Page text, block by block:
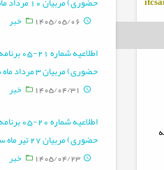
1405/05/06 خبر
حضوری) مربیان 3 مرداد ماه سال 1405
1405/04/31 خبر
حضوری) مربیان 27 تیر ماه سال 1405
1405/04/23 خبر